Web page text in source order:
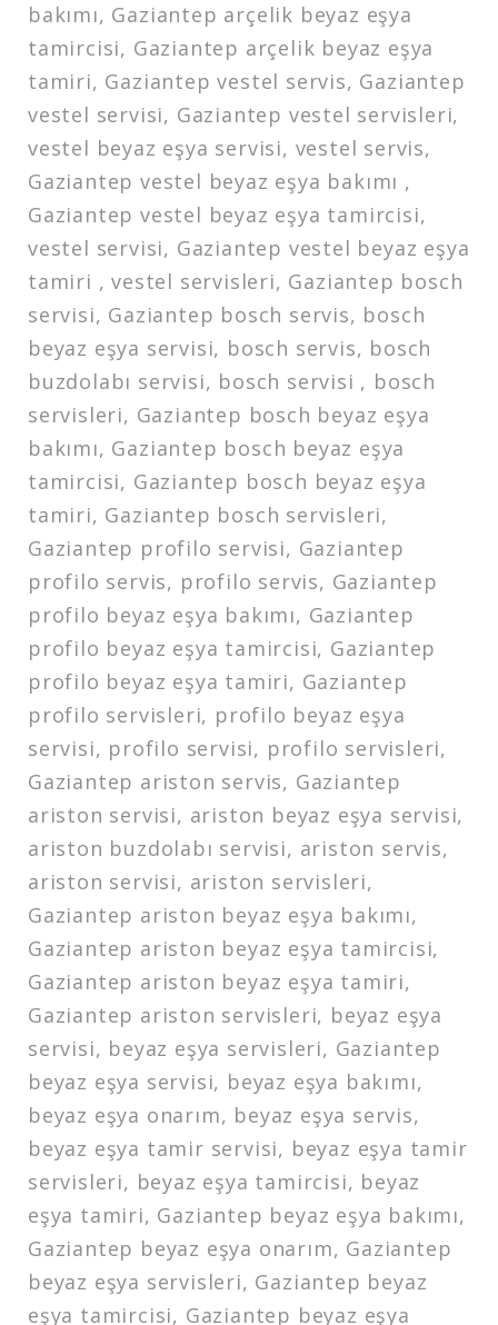
bakımı, Gaziantep arçelik beyaz eşya
tamircisi, Gaziantep arçelik beyaz eşya
tamiri, Gaziantep vestel servis, Gaziantep
vestel servisi, Gaziantep vestel servisleri,
vestel beyaz eşya servisi, vestel servis,
Gaziantep vestel beyaz eşya bakımı ,
Gaziantep vestel beyaz eşya tamircisi,
vestel servisi, Gaziantep vestel beyaz eşya
tamiri , vestel servisleri, Gaziantep bosch
servisi, Gaziantep bosch servis, bosch
beyaz eşya servisi, bosch servis, bosch
buzdolabı servisi, bosch servisi , bosch
servisleri, Gaziantep bosch beyaz eşya
bakımı, Gaziantep bosch beyaz eşya
tamircisi, Gaziantep bosch beyaz eşya
tamiri, Gaziantep bosch servisleri,
Gaziantep profilo servisi, Gaziantep
profilo servis, profilo servis, Gaziantep
profilo beyaz eşya bakımı, Gaziantep
profilo beyaz eşya tamircisi, Gaziantep
profilo beyaz eşya tamiri, Gaziantep
profilo servisleri, profilo beyaz eşya
servisi, profilo servisi, profilo servisleri,
Gaziantep ariston servis, Gaziantep
ariston servisi, ariston beyaz eşya servisi,
ariston buzdolabı servisi, ariston servis,
ariston servisi, ariston servisleri,
Gaziantep ariston beyaz eşya bakımı,
Gaziantep ariston beyaz eşya tamircisi,
Gaziantep ariston beyaz eşya tamiri,
Gaziantep ariston servisleri, beyaz eşya
servisi, beyaz eşya servisleri, Gaziantep
beyaz eşya servisi, beyaz eşya bakımı,
beyaz eşya onarım, beyaz eşya servis,
beyaz eşya tamir servisi, beyaz eşya tamir
servisleri, beyaz eşya tamircisi, beyaz
eşya tamiri, Gaziantep beyaz eşya bakımı,
Gaziantep beyaz eşya onarım, Gaziantep
beyaz eşya servisleri, Gaziantep beyaz
eşya tamircisi, Gaziantep beyaz eşya